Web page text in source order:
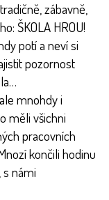
zábavně,
ŠKOLA HROU!
potí a neví si
pozornost
mnohdy i
měli všichni
pracovních
končili hodinu
s námi